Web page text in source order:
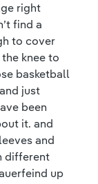
right
find a
to cover
knee to
basketball
just
been
it. and
and
different
up